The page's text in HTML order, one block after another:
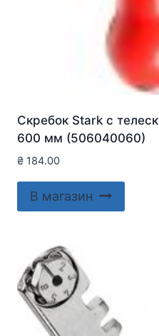
Скребок Stark с
600 мм (506040060)
₴ 184.00
В магазин